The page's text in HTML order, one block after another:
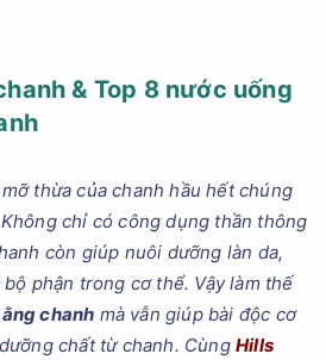
& Top 8 nước uống
thừa của chanh hầu hết chúng
chỉ có công dụng thần thông
còn giúp nuôi dưỡng làn da,
phận trong cơ thể. Vậy làm thế
chanh mà vẫn giúp bài độc cơ
chất từ chanh. CùngHills